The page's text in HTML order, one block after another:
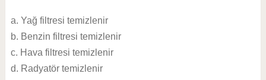
a. Yağ filtresi temizlenir
b. Benzin filtresi temizlenir
c. Hava filtresi temizlenir
d. Radyatör temizlenir